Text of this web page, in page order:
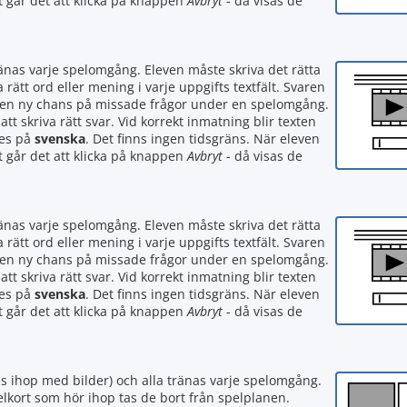
varje spelomgång. Eleven måste skriva det rätta
rätt ord eller mening i varje uppgifts textfält. Svaren
ny chans på missade frågor under en spelomgång.
skriva rätt svar. Vid korrekt inmatning blir texten
på svenska. Det finns ingen tidsgräns. När eleven
går det att klicka på knappenAvbryt - då visas de
varje spelomgång. Eleven måste skriva det rätta
rätt ord eller mening i varje uppgifts textfält. Svaren
ny chans på missade frågor under en spelomgång.
skriva rätt svar. Vid korrekt inmatning blir texten
på svenska. Det finns ingen tidsgräns. När eleven
går det att klicka på knappenAvbryt - då visas de
med bilder) och alla tränas varje spelomgång.
som hör ihop tas de bort från spelplanen.